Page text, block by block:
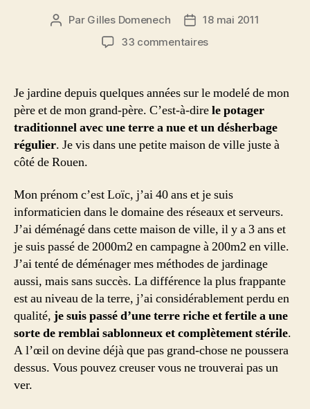
Auteur
Par Gilles Domenech
Date
de
18 mai 2011
33 commentairessur
jardin
Loïc
à
Rouen
Je jardine depuis quelques années sur le modelé de mon
père et de mon grand-père. C’est-à-direle potager
traditionnel avec une terre a nue et un désherbage
régulier. Je vis dans une petite maison de ville juste à
côté de Rouen.
Mon prénom c’est Loïc, j’ai 40 ans et je suis
informaticien dans le domaine des réseaux et serveurs.
J’ai déménagé dans cette maison de ville, il y a 3 ans et
je suis passé de 2000m2 en campagne à 200m2 en ville.
J’ai tenté de déménager mes méthodes de jardinage
aussi, mais sans succès. La différence la plus frappante
est au niveau de la terre, j’ai considérablement perdu en
qualité, je suis passé d’une terre riche et fertile a une
sorte de remblai sablonneux et complètement stérile.
A l’œil on devine déjà que pas grand-chose ne poussera
dessus. Vous pouvez creuser vous ne trouverai pas un
ver.